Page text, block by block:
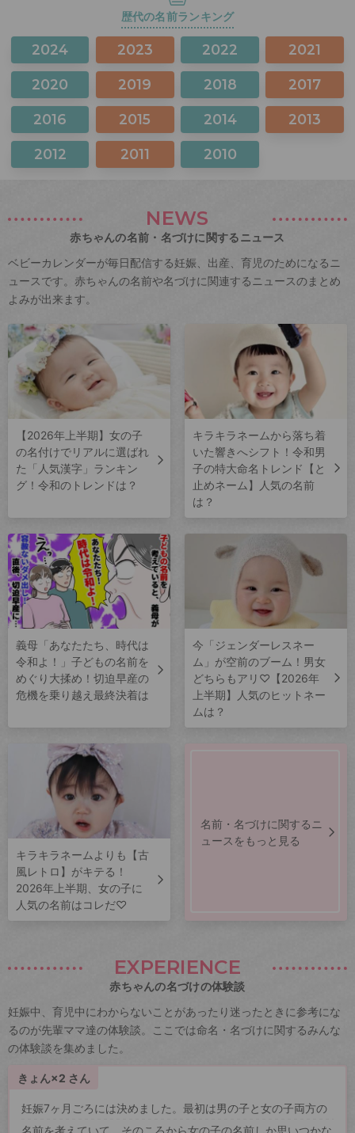
歴代の名前ランキング
2024 2023 2022 2021
2020 2019 2018 2017
2016 2015 2014 2013
2012 2011 2010
NEWS
赤ちゃんの名前・名づけに関するニュース
ベビーカレンダーが毎日配信する妊娠、出産、育児のためになるニ
ュースです。赤ちゃんの名前や名づけに関連するニュースのまとめ
よみが出来ます。
【2026年上半期】女の子
の名付けでリアルに選ばれ
た「人気漢字」ランキン
グ！令和のトレンドは？
キラキラネームから落ち着
いた響きへシフト！令和男
子の特大命名トレンド【と
止めネーム】人気の名前
は？
義母「あなたたち、時代は
令和よ！」子どもの名前を
めぐり大揉め！切迫早産の
危機を乗り越え最終決着は
今「ジェンダーレスネー
ム」が空前のブーム！男女
どちらもアリ♡【2026年
上半期】人気のヒットネー
ムは？
キラキラネームよりも【古
風レトロ】がキテる！
2026年上半期、女の子に
人気の名前はコレだ♡
名前・名づけに関するニ
ュースをもっと見る
EXPERIENCE
赤ちゃんの名づけの体験談
妊娠中、育児中にわからないことがあったり迷ったときに参考にな
るのが先輩ママ達の体験談。ここでは命名・名づけに関するみんな
の体験談を集めました。
きょん×2 さん
妊娠7ヶ月ごろには決めました。最初は男の子と女の子両方の
名前を考えていて、そのころから女の子の名前しか思いつかな